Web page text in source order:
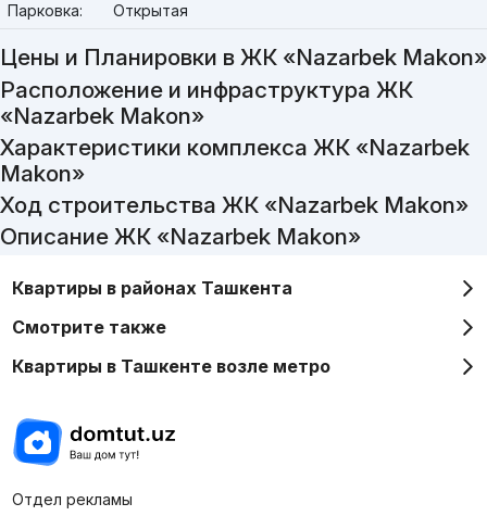
Парковка:
Открытая
Цены и Планировки в ЖК «Nazarbek Makon»
Расположение и инфраструктура ЖК
«Nazarbek Makon»
Характеристики комплекса ЖК «Nazarbek
Makon»
Ход строительства ЖК «Nazarbek Makon»
Описание ЖК «Nazarbek Makon»
Квартиры в районах Ташкента
Смотрите также
Квартиры в Ташкенте возле метро
Отдел рекламы